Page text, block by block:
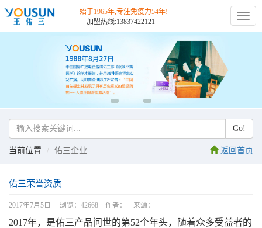
切
换
始于1965年,专注免疫力54年!
加盟热线:13837422121
当前位置 佑三企业 返回首页
Go!
佑三荣誉资质
2017年7月5日 浏览：42668 作者： 来源：
2017年，是佑三产品问世的第52个年头，随着众多受益者的